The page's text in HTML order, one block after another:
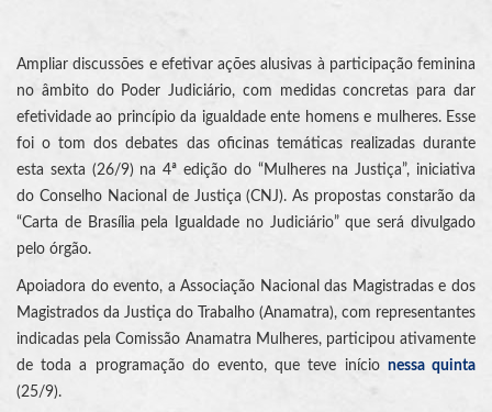
Ampliar discussões e efetivar ações alusivas à participação feminina
no âmbito do Poder Judiciário, com medidas concretas para dar
efetividade ao princípio da igualdade ente homens e mulheres. Esse
foi o tom dos debates das oficinas temáticas realizadas durante
esta sexta (26/9) na 4ª edição do “Mulheres na Justiça”, iniciativa
do Conselho Nacional de Justiça (CNJ). As propostas constarão da
“Carta de Brasília pela Igualdade no Judiciário” que será divulgado
pelo órgão.
Apoiadora do evento, a Associação Nacional das Magistradas e dos
Magistrados da Justiça do Trabalho (Anamatra), com representantes
indicadas pela Comissão Anamatra Mulheres, participou ativamente
de toda a programação do evento, que teve início nessa quinta
(25/9).